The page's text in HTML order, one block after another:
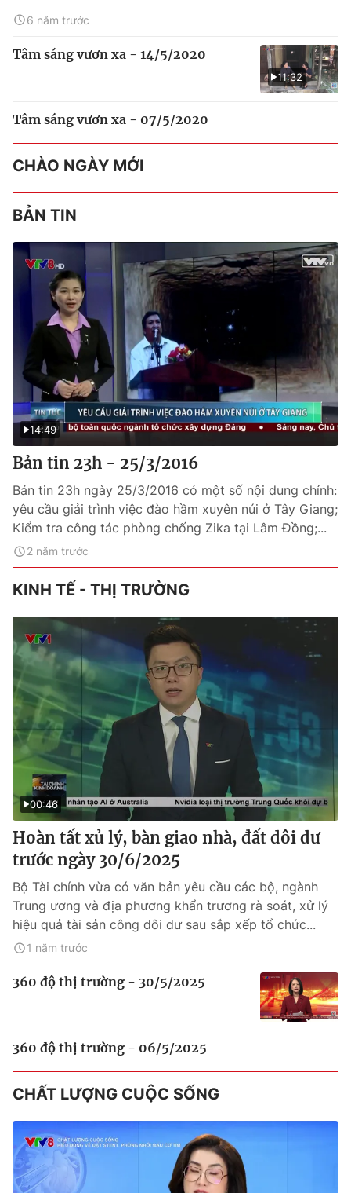
6 năm trước
11:32
Tâm sáng vươn xa - 14/5/2020
Tâm sáng vươn xa - 07/5/2020
CHÀO NGÀY MỚI
BẢN TIN
14:49
Bản tin 23h - 25/3/2016
Bản tin 23h ngày 25/3/2016 có một số nội dung chính:
yêu cầu giải trình việc đào hầm xuyên núi ở Tây Giang;
Kiểm tra công tác phòng chống Zika tại Lâm Đồng;...
2 năm trước
KINH TẾ - THỊ TRƯỜNG
00:46
Hoàn tất xủ lý, bàn giao nhà, đất dôi dư
trước ngày 30/6/2025
Bộ Tài chính vừa có văn bản yêu cầu các bộ, ngành
Trung ương và địa phương khẩn trương rà soát, xử lý
hiệu quả tài sản công dôi dư sau sắp xếp tổ chức...
1 năm trước
360 độ thị trường - 30/5/2025
360 độ thị trường - 06/5/2025
CHẤT LƯỢNG CUỘC SỐNG